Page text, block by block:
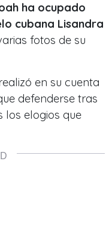
ha ocupado
cubana Lisandra
fotos de su
en su cuenta
defenderse tras
los elogios que